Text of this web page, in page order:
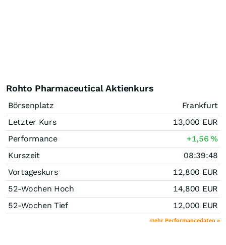
Rohto Pharmaceutical Aktienkurs
Börsenplatz
Frankfurt
Letzter Kurs
13,000 EUR
Performance
+1,56%
Kurszeit
08:39:48
Vortageskurs
12,800 EUR
52-Wochen Hoch
14,800 EUR
52-Wochen Tief
12,000 EUR
mehr Performancedaten »